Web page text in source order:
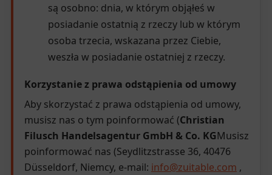
są osobno: dnia, w którym objąłeś w
posiadanie ostatnią z rzeczy lub w którym
osoba trzecia, wskazana przez Ciebie,
weszła w posiadanie ostatniej z rzeczy.
Korzystanie z prawa odstąpienia od umowy
Aby skorzystać z prawa odstąpienia od umowy,
musisz nas o tym poinformować (Christian
Filusch Handelsagentur GmbH & Co. KGMusisz
poinformować nas (Seydlitzstrasse 36, 40476
Düsseldorf, Niemcy, e-mail: info@zuitable.com ,